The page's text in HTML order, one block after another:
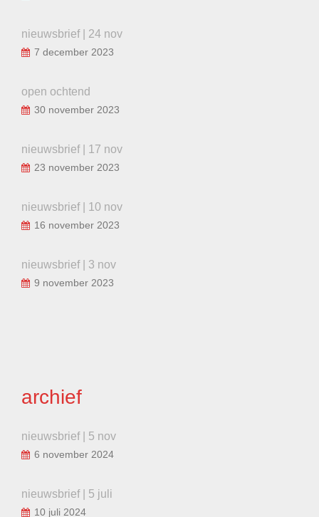
nieuwsbrief | 24 nov
7 december 2023
open ochtend
30 november 2023
nieuwsbrief | 17 nov
23 november 2023
nieuwsbrief | 10 nov
16 november 2023
nieuwsbrief | 3 nov
9 november 2023
archief
nieuwsbrief | 5 nov
6 november 2024
nieuwsbrief | 5 juli
10 juli 2024